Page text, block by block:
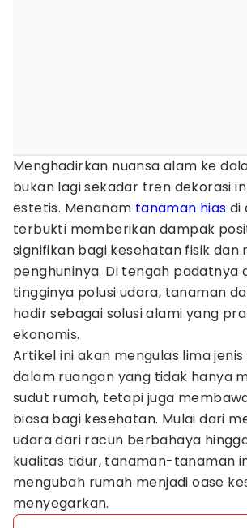
Menghadirkan nuansa alam ke
bukan lagi sekadar tren dekorasi
estetis. Menanam tanaman hias di
terbukti memberikan dampak
signifikan bagi kesehatan fisik dan
penghuninya. Di tengah padatnya
tingginya polusi udara, tanaman
hadir sebagai solusi alami yang
ekonomis.
Artikel ini akan mengulas lima
dalam ruangan yang tidak hanya
sudut rumah, tetapi juga
biasa bagi kesehatan. Mulai dari
udara dari racun berbahaya
kualitas tidur, tanaman-tanaman
mengubah rumah menjadi oase
menyegarkan.